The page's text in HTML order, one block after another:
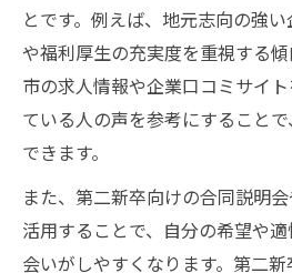
とです。例えば、地元志向の強
や福利厚生の充実度を重視する
市の求人情報や企業口コミサイ
ている人の声を参考にすること
できます。
また、第二新卒向けの合同説明
活用することで、自分の希望や
会いがしやすくなります。第二